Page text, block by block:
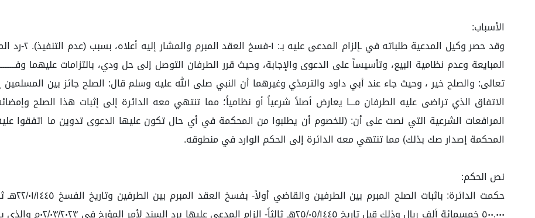
الأسباب:
وقد حصر وكيل
المبايعة وعدم نظامية البيع، وتأسيساً على الدعوى والإجابة، وحيث قرر الطرفان التوصل إلى حل ودي، بالتزامات عليهما
تعالى: والصلح خير ، وحيث جاء عند أبي داود والترمذي وغيرهما أن النبي صلى الله عليه وسلم قال: الصلح جائز بين المسلمين
المرافعات الشرعية التي نصت على أن: (للخصوم أن يطلبوا من المحكمة في أي حال تكون عليها الدعوى تدوين ما اتفقوا
المحكمة إصدار صك بذلك) مما تنتهي معه الدائرة إلى الحكم الوارد في منطوقه.
نص الحكم:
حكمت